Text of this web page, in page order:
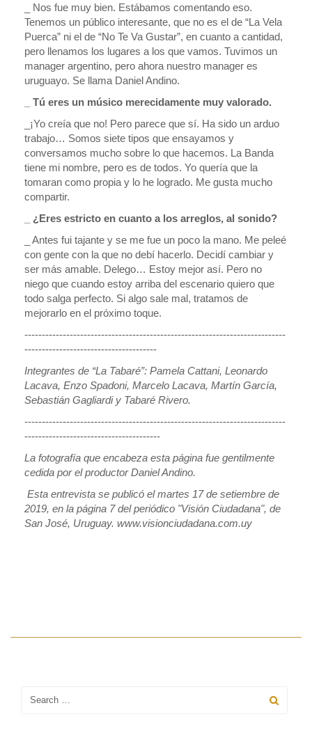
_ Nos fue muy bien. Estábamos comentando eso.
Tenemos un público interesante, que no es el de “La Vela
Puerca” ni el de “No Te Va Gustar”, en cuanto a cantidad,
pero llenamos los lugares a los que vamos. Tuvimos un
manager argentino, pero ahora nuestro manager es
uruguayo. Se llama Daniel Andino.
_ Tú eres un músico merecidamente muy valorado.
_¡Yo creía que no! Pero parece que sí. Ha sido un arduo
trabajo… Somos siete tipos que ensayamos y
conversamos mucho sobre lo que hacemos. La Banda
tiene mi nombre, pero es de todos. Yo quería que la
tomaran como propia y lo he logrado. Me gusta mucho
compartir.
_ ¿Eres estricto en cuanto a los arreglos, al sonido?
_ Antes fui tajante y se me fue un poco la mano. Me peleé
con gente con la que no debí hacerlo. Decidí cambiar y
ser más amable. Delego… Estoy mejor así. Pero no
niego que cuando estoy arriba del escenario quiero que
todo salga perfecto. Si algo sale mal, tratamos de
mejorarlo en el próximo toque.
---------------------------------------------------------------------------
--------------------------------------
Integrantes de “La Tabaré”: Pamela Cattani, Leonardo
Lacava, Enzo Spadoni, Marcelo Lacava, Martín García,
Sebastián Gagliardi y Tabaré Rivero.
---------------------------------------------------------------------------
---------------------------------------
La fotografía que encabeza esta página fue gentilmente
cedida por el productor Daniel Andino.
Esta entrevista se publicó el martes 17 de setiembre de
2019, en la página 7 del periódico "Visión Ciudadana", de
San José, Uruguay. www.visionciudadana.com.uy